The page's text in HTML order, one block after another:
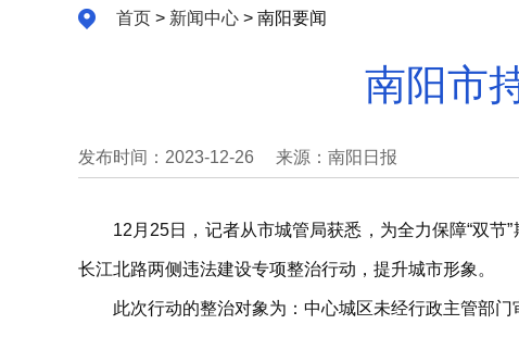
首页 > 新闻中心 > 南阳要闻
南阳市
发布时间：2023-12-26 来源：南阳日报
12月25日，记者从市城管局获悉，为全力保障“双节
长江北路两侧违法建设专项整治行动，提升城市形象。
此次行动的整治对象为：中心城区未经行政主管部